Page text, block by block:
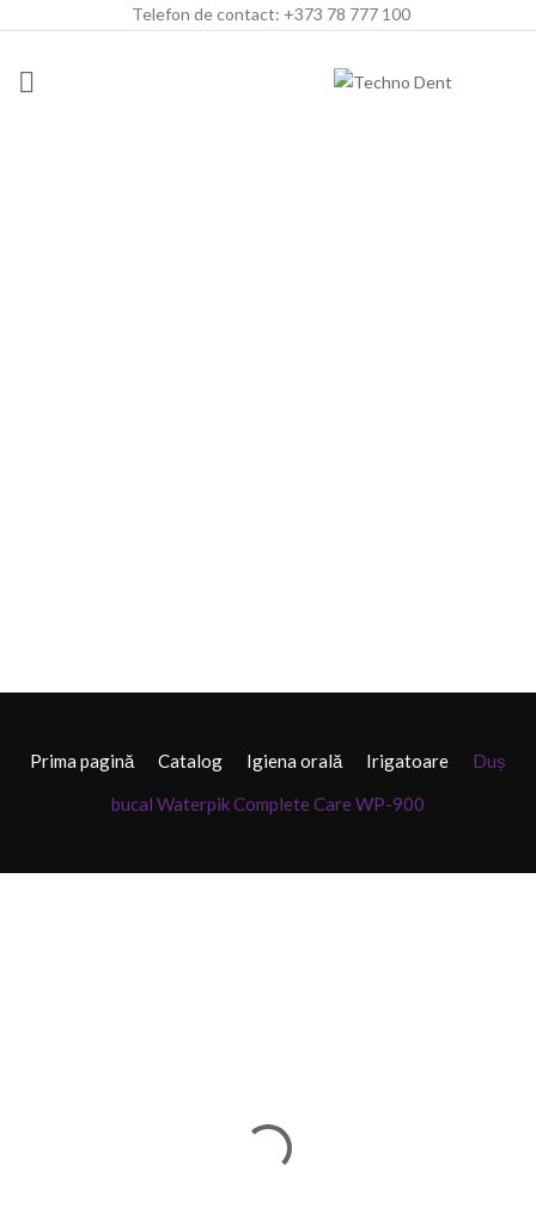
Telefon de contact: +373 78 777 100
Prima pagină Catalog Igiena orală Irigatoare
Duș
bucal Waterpik Complete Care WP-900